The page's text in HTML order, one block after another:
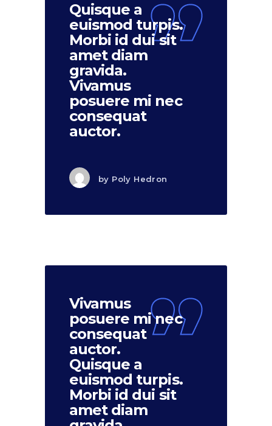
Quisque a
euismod turpis.
Morbi id dui sit
amet diam
gravida.
Vivamus
posuere mi nec
consequat
auctor.
by Poly Hedron
Vivamus
posuere mi nec
consequat
auctor.
Quisque a
euismod turpis.
Morbi id dui sit
amet diam